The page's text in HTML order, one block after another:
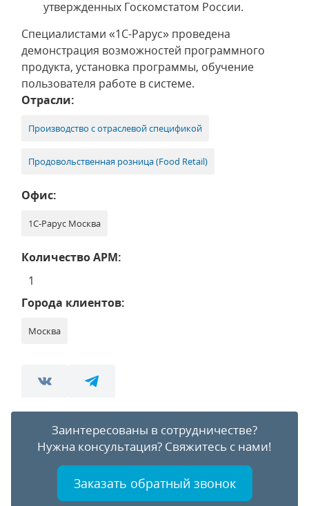
утвержденных Госкомстатом России.
Специалистами «1С-Рарус» проведена
демонстрация возможностей программного
продукта, установка программы, обучение
пользователя работе в системе.
Отрасли:
Производство с отраслевой спецификой
Продовольственная розница (Food Retail)
Офис:
1С-Рарус Москва
Количество АРМ:
1
Города клиентов:
Москва
Заинтересованы в сотрудничестве?
Нужна консультация? Свяжитесь с нами!
Заказать обратный звонок